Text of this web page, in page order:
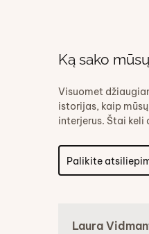
Ką sako
Visuomet
istorijas, kaip
interjerus. Štai
Palikite
Laura